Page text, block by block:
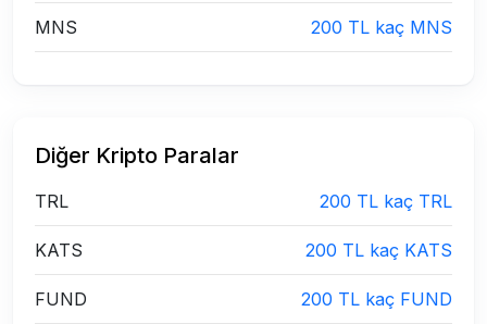
MNS 200 TL kaç MNS
Diğer Kripto Paralar
TRL 200 TL kaç TRL
KATS 200 TL kaç KATS
FUND 200 TL kaç FUND